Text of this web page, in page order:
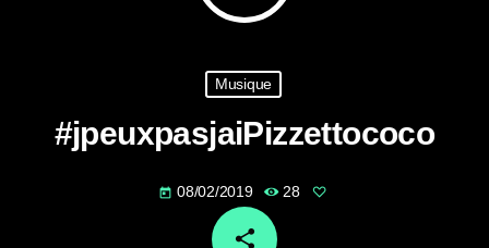
Musique
#jpeuxpasjaiPizzettococo
today 08/02/2019 28
share
email